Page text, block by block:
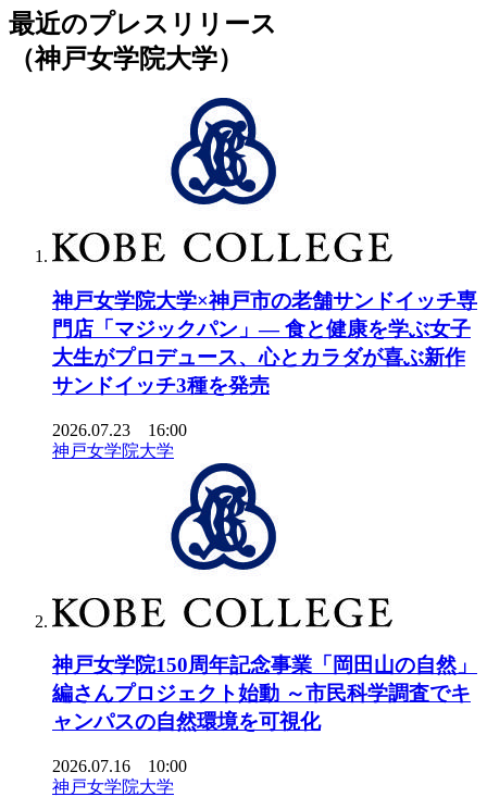
最近のプレスリリース
（神戸女学院大学）
神戸女学院大学×神戸市の老舗サンドイッチ専
門店「マジックパン」― 食と健康を学ぶ女子
大生がプロデュース、心とカラダが喜ぶ新作
サンドイッチ3種を発売
2026.07.23 16:00
神戸女学院大学
神戸女学院150周年記念事業「岡田山の自然」
編さんプロジェクト始動 ～市民科学調査でキ
ャンパスの自然環境を可視化
2026.07.16 10:00
神戸女学院大学